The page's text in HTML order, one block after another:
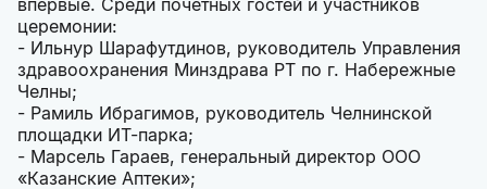
церемонии:
- Ильнур Шарафутдинов, руководитель Управления
здравоохранения Минздрава РТ по г. Набережные
Челны;
- Рамиль Ибрагимов, руководитель Челнинской
площадки ИТ-парка;
- Марсель Гараев, генеральный директор ООО
«Казанские Аптеки»;